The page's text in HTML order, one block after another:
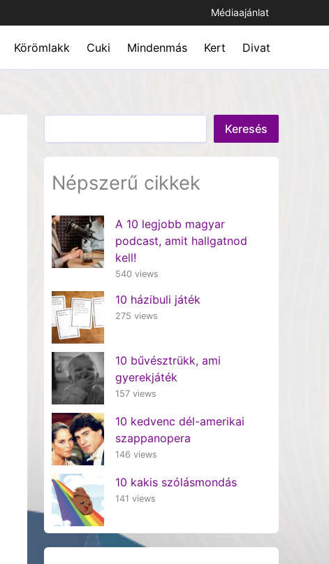
Médiaajánlat
Körömlakk Cuki Mindenmás Kert Divat
Keresés
Népszerű cikkek
A 10 legjobb magyar
podcast, amit hallgatnod
kell!
540 views
10 házibuli játék
275 views
10 bűvésztrükk, ami
gyerekjáték
157 views
10 kedvenc dél-amerikai
szappanopera
146 views
10 kakis szólásmondás
141 views